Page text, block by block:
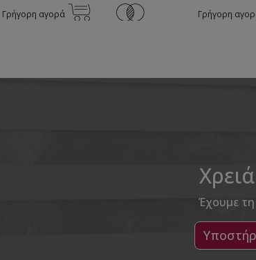
Γρήγορη αγορά Γρήγορη
Έχουμε